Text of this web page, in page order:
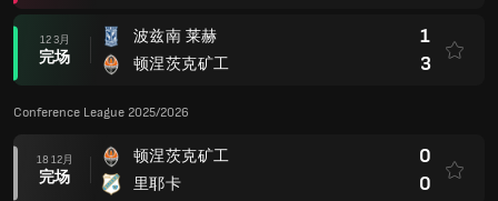
12 3月
完场
波兹南 莱赫
顿涅茨克矿工
1
3
Conference League 2025/2026
18 12月
完场
顿涅茨克矿工
里耶卡
0
0